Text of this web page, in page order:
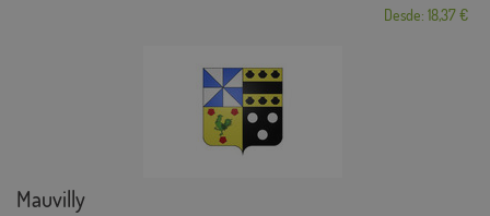
Desde: 18,37 €
Mauvilly